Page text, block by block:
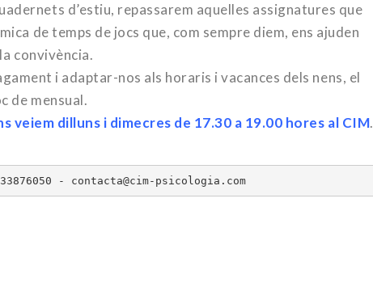
d’estiu, repassarem aquelles assignatures que
de temps de jocs que, com sempre diem, ens ajuden
convivència.
i adaptar-nos als horaris i vacances dels nens, el
de mensual.
veiem dilluns i dimecres de 17.30 a 19.00 hores al CIM.
- contacta@cim-psicologia.com